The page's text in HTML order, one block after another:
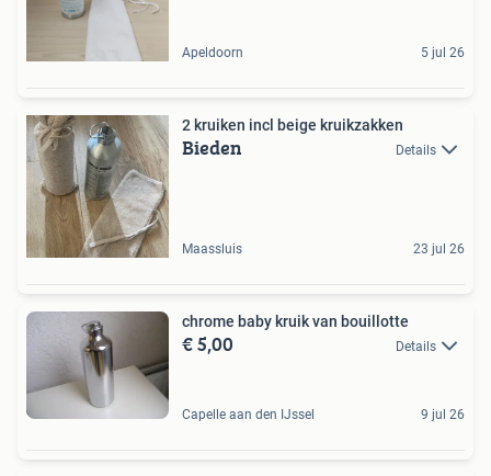
Apeldoorn 5 jul 26
2 kruiken incl beige kruikzakken
Bieden Details
Maassluis 23 jul 26
chrome baby kruik van bouillotte
€ 5,00 Details
Capelle aan den IJssel 9 jul 26